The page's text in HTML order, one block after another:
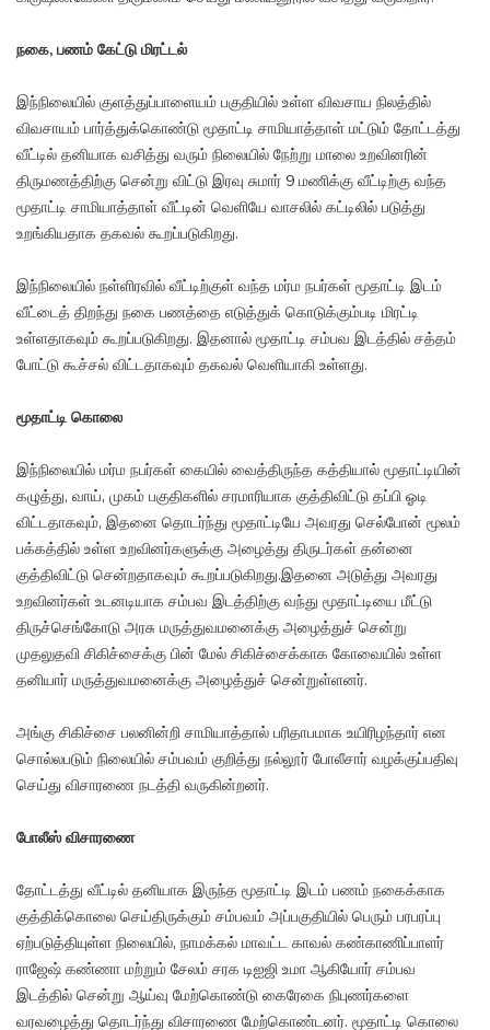
நகை, பணம் கேட்டு மிரட்டல்
இந்நிலையில் குளத்துப்பாளையம் பகுதியில் உள்ள விவசாய நிலத்தில்
விவசாயம் பார்த்துக்கொண்டு மூதாட்டி சாமியாத்தாள் மட்டும் தோட்டத்து
வீட்டில் தனியாக வசித்து வரும் நிலையில் நேற்று மாலை உறவினரின்
திருமணத்திற்கு சென்று விட்டு இரவு சுமார் 9 மணிக்கு வீட்டிற்கு வந்த
மூதாட்டி சாமியாத்தாள் வீட்டின் வெளியே வாசலில் கட்டிலில் படுத்து
உறங்கியதாக தகவல் கூறப்படுகிறது.
இந்நிலையில் நள்ளிரவில் வீட்டிற்குள் வந்த மர்ம நபர்கள் மூதாட்டி இடம்
வீட்டைத் திறந்து நகை பணத்தை எடுத்துக் கொடுக்கும்படி மிரட்டி
உள்ளதாகவும் கூறப்படுகிறது. இதனால் மூதாட்டி சம்பவ இடத்தில் சத்தம்
போட்டு கூச்சல் விட்டதாகவும் தகவல் வெளியாகி உள்ளது.
மூதாட்டி கொலை
இந்நிலையில் மர்ம நபர்கள் கையில் வைத்திருந்த கத்தியால் மூதாட்டியின்
கழுத்து, வாய், முகம் பகுதிகளில் சரமாரியாக குத்திவிட்டு தப்பி ஓடி
விட்டதாகவும், இதனை தொடர்ந்து மூதாட்டியே அவரது செல்போன் மூலம்
பக்கத்தில் உள்ள உறவினர்களுக்கு அழைத்து திருடர்கள் தன்னை
குத்திவிட்டு சென்றதாகவும் கூறப்படுகிறது.இதனை அடுத்து அவரது
உறவினர்கள் உடனடியாக சம்பவ இடத்திற்கு வந்து மூதாட்டியை மீட்டு
திருச்செங்கோடு அரசு மருத்துவமனைக்கு அழைத்துச் சென்று
முதலுதவி சிகிச்சைக்கு பின் மேல் சிகிச்சைக்காக கோவையில் உள்ள
தனியார் மருத்துவமனைக்கு அழைத்துச் சென்றுள்ளனர்.
அங்கு சிகிச்சை பலனின்றி சாமியாத்தால் பரிதாபமாக உயிரிழந்தார் என
சொல்லபடும் நிலையில் சம்பவம் குறித்து நல்லூர் போலீசார் வழக்குப்பதிவு
செய்து விசாரணை நடத்தி வருகின்றனர்.
போலீஸ் விசாரணை
தோட்டத்து வீட்டில் தனியாக இருந்த மூதாட்டி இடம் பணம் நகைக்காக
குத்திக்கொலை செய்திருக்கும் சம்பவம் அப்பகுதியில் பெரும் பரபரப்பு
ஏற்படுத்தியுள்ள நிலையில், நாமக்கல் மாவட்ட காவல் கண்காணிப்பாளர்
ராஜேஷ் கண்ணா மற்றும் சேலம் சரக டிஐஜி உமா ஆகியோர் சம்பவ
இடத்தில் சென்று ஆய்வு மேற்கொண்டு கைரேகை நிபுணர்களை
வரவழைத்து தொடர்ந்து விசாரணை மேற்கொண்டனர். மூதாட்டி கொலை